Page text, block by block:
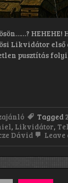
HEHEHE!
Likvidátor első
pusztítás
Tagged
, Likvidátor,
Dávid Leave